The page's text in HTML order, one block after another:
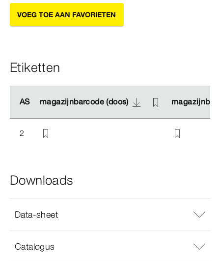
VOEG TOE AAN FAVORIETEN
Etiketten
AS magazijnbarcode (doos)
AS magazijnbarcode (doos)
2
Downloads
Data-sheet
Catalogus